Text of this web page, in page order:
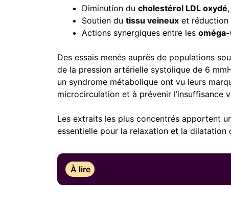
Diminution du cholestérol LDL oxydé
Soutien du tissu veineux et réduction
Actions synergiques entre les
Des essais menés auprès de populations
de la pression artérielle systolique de 6
un syndrome métabolique ont vu leurs
microcirculation et à prévenir l’insuffisance
Les extraits les plus concentrés apportent
essentielle pour la relaxation et la dilatation
À lire